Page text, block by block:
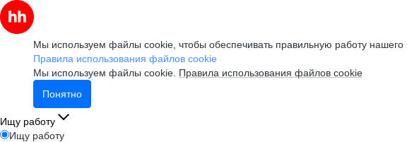
Мы используем файлы cookie, чтобы обеспечивать правильную работу нашего
Правила использования файлов cookie
Мы используем файлы cookie. Правила использования файлов cookie
Понятно
Ищу работу
Ищу работу